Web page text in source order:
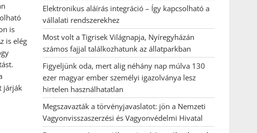
is
is elég
járják
Elektronikus aláírás integráció – Így kapcsolható a
vállalati rendszerekhez
Most volt a Tigrisek Világnapja, Nyíregyházán
számos fajjal találkozhatunk az állatparkban
Figyeljünk oda, mert alig néhány nap múlva 130
ezer magyar ember személyi igazolványa lesz
hirtelen használhatatlan
Megszavazták a törvényjavaslatot: jön a Nemzeti
Vagyonvisszaszerzési és Vagyonvédelmi Hivatal